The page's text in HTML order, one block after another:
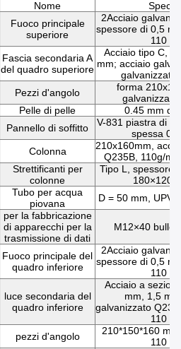
Nome
Fuoco principale
superiore
2Acciaio
spessore di 0,5
110 g/
Fascia secondaria A
del quadro superiore
Acciaio tipo C,
mm; acciaio
galvanizzato
Pezzi d'angolo
forma
galvanizzato
Pelle di pelle
0.45 mm di
Pannello di soffitto
V-831 piastra di
spessa
Colonna
210x160mm,
Q235B, 110g/
Strettificanti per
colonne
Tipo L, spessore
Tubo per acqua
piovana
D = 50 mm,
per la fabbricazione
di apparecchi per la
trasmissione di dati
M12×40
Fuoco principale del
quadro inferiore
2Acciaio
spessore di 0,5
110 g/
luce secondaria del
quadro inferiore
Acciaio a
mm, 1,5
galvanizzato
110 g/
pezzi d'angolo
210*150*160
110 g/